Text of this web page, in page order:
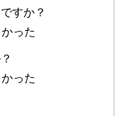
すか？
った
った